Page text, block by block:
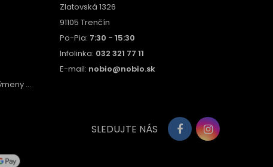
...
Zlatovská 1326
91105 Trenčín
Po-Pia: 7:30 - 15:30
Infolinka: 032 321 77 11
E-mail: nobio@nobio.sk
SLEDUJTE NÁS